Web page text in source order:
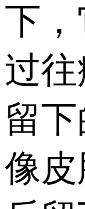
下
过
留
像